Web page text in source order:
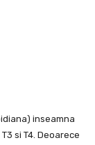
inseamna
si T4. Deoarece